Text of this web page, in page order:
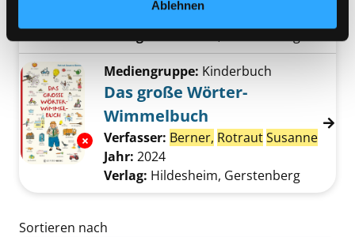
Ablehnen
Exemplar-Details von Das große Wörter-
Mediengruppe: Kinderbuch
Das große Wörter-
Wimmelbuch
Verfasser: Berner, RotrautSusanne
Jahr: 2024
Verlag: Hildesheim, Gerstenberg
Zu den Suchfiltern springen
Sortieren nach